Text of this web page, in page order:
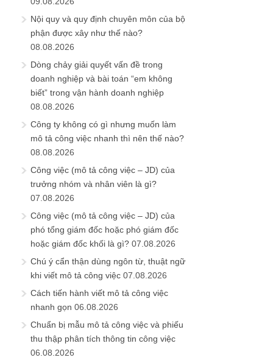
Nội quy và quy định chuyên môn của bộ
phận được xây như thế nào?
08.08.2026
Dòng chảy giải quyết vấn đề trong
doanh nghiệp và bài toán “em không
biết” trong vận hành doanh nghiệp
08.08.2026
Công ty không có gì nhưng muốn làm
mô tả công việc nhanh thì nên thế nào?
08.08.2026
Công việc (mô tả công việc – JD) của
trưởng nhóm và nhân viên là gì?
07.08.2026
Công việc (mô tả công việc – JD) của
phó tổng giám đốc hoặc phó giám đốc
hoặc giám đốc khối là gì? 07.08.2026
Chú ý cẩn thận dùng ngôn từ, thuật ngữ
khi viết mô tả công việc 07.08.2026
Cách tiến hành viết mô tả công việc
nhanh gọn 06.08.2026
Chuẩn bị mẫu mô tả công việc và phiếu
thu thập phân tích thông tin công việc
06.08.2026